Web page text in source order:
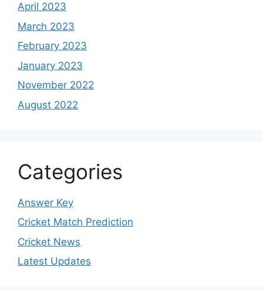
April 2023
March 2023
February 2023
January 2023
November 2022
August 2022
Categories
Answer Key
Cricket Match Prediction
Cricket News
Latest Updates